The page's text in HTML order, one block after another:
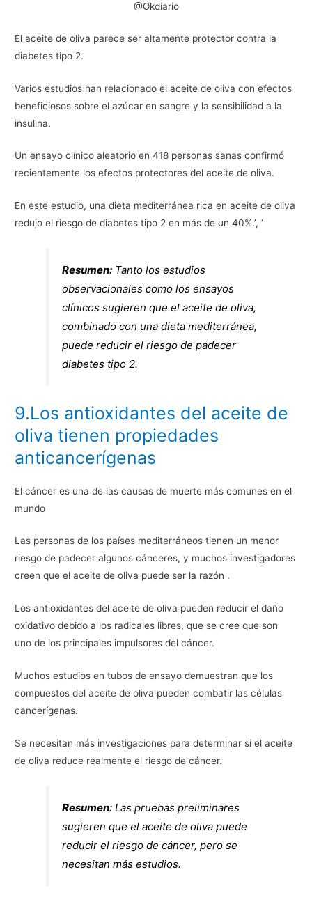
@Okdiario
El aceite de oliva parece ser altamente protector contra la
diabetes tipo 2.
Varios estudios han relacionado el aceite de oliva con efectos
beneficiosos sobre el azúcar en sangre y la sensibilidad a la
insulina.
Un ensayo clínico aleatorio en 418 personas sanas confirmó
recientemente los efectos protectores del aceite de oliva.
En este estudio, una dieta mediterránea rica en aceite de oliva
redujo el riesgo de diabetes tipo 2 en más de un 40%.’, ‘
Resumen: Tanto los estudios
observacionales como los ensayos
clínicos sugieren que el aceite de oliva,
combinado con una dieta mediterránea,
puede reducir el riesgo de padecer
diabetes tipo 2.
9.Los antioxidantes del aceite de
oliva tienen propiedades
anticancerígenas
El cáncer es una de las causas de muerte más comunes en el
mundo
Las personas de los países mediterráneos tienen un menor
riesgo de padecer algunos cánceres, y muchos investigadores
creen que el aceite de oliva puede ser la razón .
Los antioxidantes del aceite de oliva pueden reducir el daño
oxidativo debido a los radicales libres, que se cree que son
uno de los principales impulsores del cáncer.
Muchos estudios en tubos de ensayo demuestran que los
compuestos del aceite de oliva pueden combatir las células
cancerígenas.
Se necesitan más investigaciones para determinar si el aceite
de oliva reduce realmente el riesgo de cáncer.
Resumen: Las pruebas preliminares
sugieren que el aceite de oliva puede
reducir el riesgo de cáncer, pero se
necesitan más estudios.